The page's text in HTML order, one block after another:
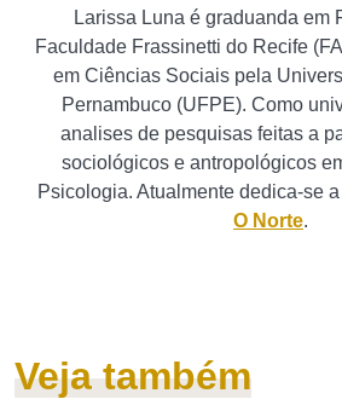
Larissa Luna é graduanda em
Faculdade Frassinetti do Recife
em Ciências Sociais pela
Pernambuco (UFPE). Como
analises de pesquisas feitas a
sociológicos e antropológicos
Psicologia. Atualmente dedica-se
O Norte.
Veja também